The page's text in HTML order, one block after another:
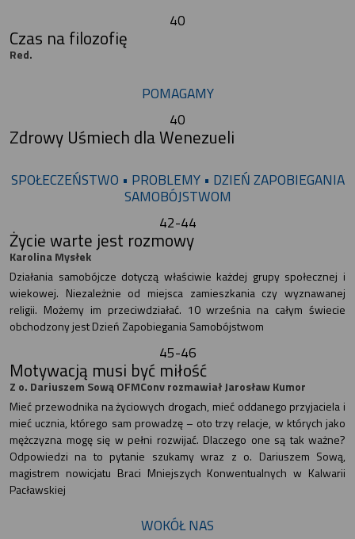
40
Czas na filozofię
Red.
POMAGAMY
40
Zdrowy Uśmiech dla Wenezueli
SPOŁECZEŃSTWO • PROBLEMY • DZIEŃ ZAPOBIEGANIA
SAMOBÓJSTWOM
42-44
Życie warte jest rozmowy
Karolina Mysłek
Działania samobójcze dotyczą właściwie każdej grupy społecznej i
wiekowej. Niezależnie od miejsca zamieszkania czy wyznawanej
religii. Możemy im przeciwdziałać. 10 września na całym świecie
obchodzony jest Dzień Zapobiegania Samobójstwom
45-46
Motywacją musi być miłość
Z o. Dariuszem Sową OFMConv rozmawiał Jarosław Kumor
Mieć przewodnika na życiowych drogach, mieć oddanego przyjaciela i
mieć ucznia, którego sam prowadzę – oto trzy relacje, w których jako
mężczyzna mogę się w pełni rozwijać. Dlaczego one są tak ważne?
Odpowiedzi na to pytanie szukamy wraz z o. Dariuszem Sową,
magistrem nowicjatu Braci Mniejszych Konwentualnych w Kalwarii
Pacławskiej
WOKÓŁ NAS